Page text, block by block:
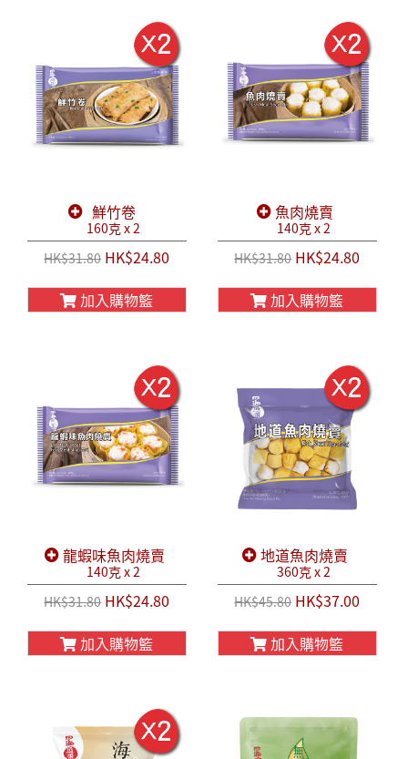
鮮竹卷
160克 x 2
HK$31.80HK$24.80
加入購物籃
魚肉燒賣
140克 x 2
HK$31.80HK$24.80
加入購物籃
龍蝦味魚肉燒賣
140克 x 2
HK$31.80HK$24.80
加入購物籃
地道魚肉燒賣
360克 x 2
HK$45.80HK$37.00
加入購物籃